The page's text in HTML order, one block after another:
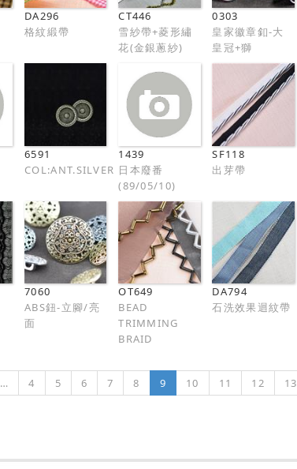
DA296
格紋緞帶
CT446
雪紗帶+菱形繡
花(金銀蔥紗)
0303
皇家徽章釦-大
皇冠+獅
6591
COL:ANT.SILVER
1439
日本廢番
(89/05/10)
SF118
出芽帶
7060
ABS鈕-立腳/亮
面
OT649
BEAD
TRIMMING
BRAID
DA794
石洗效果迴紋帶
… 4 5 6 7 8 9 10 11 12 13